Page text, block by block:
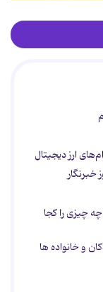
ارز دیجیتال
چیزی را کجا
و خانواده ها